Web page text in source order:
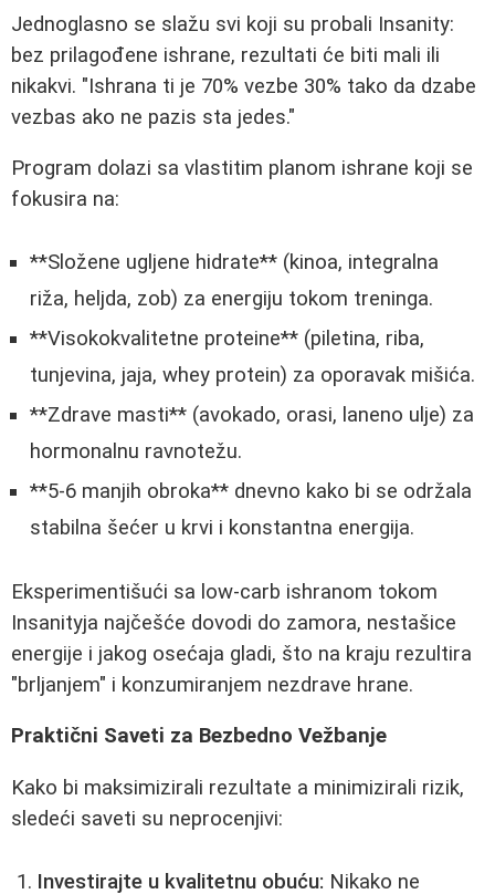
Jednoglasno se slažu svi koji su probali Insanity:
bez prilagođene ishrane, rezultati će biti mali ili
nikakvi. "Ishrana ti je 70% vezbe 30% tako da dzabe
vezbas ako ne pazis sta jedes."
Program dolazi sa vlastitim planom ishrane koji se
fokusira na:
**Složene ugljene hidrate** (kinoa, integralna
riža, heljda, zob) za energiju tokom treninga.
**Visokokvalitetne proteine** (piletina, riba,
tunjevina, jaja, whey protein) za oporavak mišića.
**Zdrave masti** (avokado, orasi, laneno ulje) za
hormonalnu ravnotežu.
**5-6 manjih obroka** dnevno kako bi se održala
stabilna šećer u krvi i konstantna energija.
Eksperimentišući sa low-carb ishranom tokom
Insanityja najčešće dovodi do zamora, nestašice
energije i jakog osećaja gladi, što na kraju rezultira
"brljanjem" i konzumiranjem nezdrave hrane.
Praktični Saveti za Bezbedno Vežbanje
Kako bi maksimizirali rezultate a minimizirali rizik,
sledeći saveti su neprocenjivi:
Investirajte u kvalitetnu obuću: Nikako ne